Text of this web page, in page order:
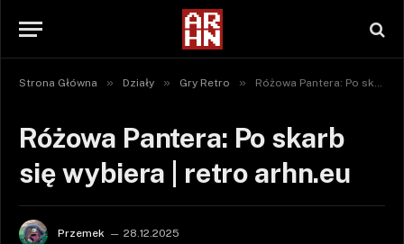
Strona Główna » Działy » Gry Retro » Różowa Pantera: Po skarb się wybiera | retro arhn.eu
Różowa Pantera: Po skarb
się wybiera | retro arhn.eu
Przemek 28.12.2025